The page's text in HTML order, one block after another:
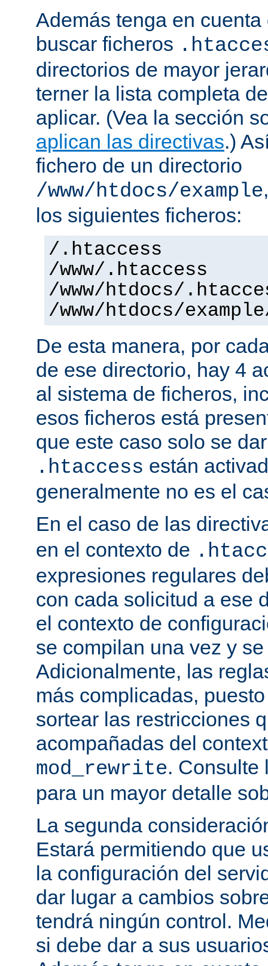
Además tenga en
buscar ficheros
directorios de mayor
terner la lista completa
aplicar. (Vea la sección
aplican las directivas.)
fichero de un directorio
/www/htdocs/example
los siguientes ficheros:
/.htaccess
/www/.htaccess
/www/htdocs/
/www/htdocs/
De esta manera, por
de ese directorio, hay 4
al sistema de ficheros,
esos ficheros está
que este caso solo se
.htaccess están
generalmente no es el
En el caso de las
en el contexto de
expresiones regulares
con cada solicitud a ese
el contexto de
se compilan una vez y
Adicionalmente, las
más complicadas,
sortear las restricciones
acompañadas del
mod_rewrite.
para un mayor detalle
La segunda
Estará permitiendo que
la configuración del
dar lugar a cambios
tendrá ningún control.
si debe dar a sus